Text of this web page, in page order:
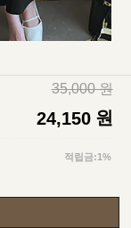
35,000 원
24,150 원
적립금:1%